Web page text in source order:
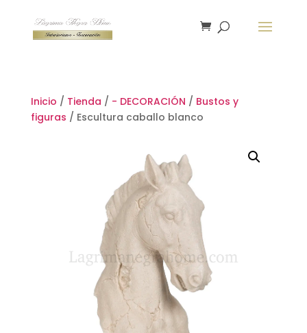
Inicio / Tienda / - DECORACIÓN / Bustos y
figuras / Escultura caballo blanco